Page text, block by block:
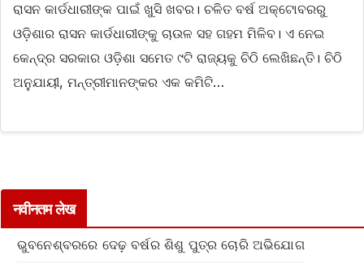
ରାସନ କାର୍ଡଧାରୀଙ୍କ ପାଇଁ ଖୁସି ଖବର। ଚଳିତ ବର୍ଷ ଅକ୍ଟୋବରରୁ
ଓଡ଼ିଶାର ରାସନ କାର୍ଡଧାରୀଙ୍କୁ ଚାଉଳ ସହ ଗହମ ମିଳିବ। ଏ ନେଇ
କେନ୍ଦ୍ର ସରକାର ଓଡ଼ିଶା ସମେତ ୯ଟି ରାଜ୍ୟକୁ ଚିଠି ଲେଖିଛନ୍ତି। ଚିଠି
ଅନୁଯାୟୀ, ମନ୍ତ୍ରୀମାନଙ୍କର ଏକ କମିଟି…
नवीनतम लेख
ଭୁବନେଶ୍ବରରେ ଦେଢ଼ ବର୍ଷର ଶିଶୁ ପୁତ୍ର ଚୋରି ଅଭିଯୋଗ